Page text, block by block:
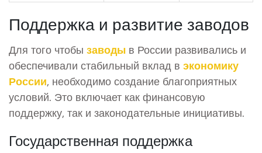
Поддержка и развитие заводов
Для того чтобы заводы в России развивались и
обеспечивали стабильный вклад в экономику
России, необходимо создание благоприятных
условий. Это включает как финансовую
поддержку, так и законодательные инициативы.
Государственная поддержка